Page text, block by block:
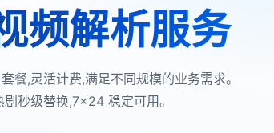
频解析服务
餐,灵活计费,满足不同规模的业务需求。
剧秒级替换,7×24 稳定可用。